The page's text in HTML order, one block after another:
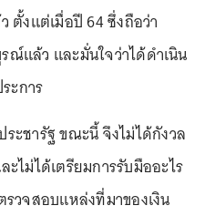
ตั้งแต่เมื่อปี 64 ซึ่งถือว่า
ณ์แล้ว และมั่นใจว่าได้ดำเนิน
ะการ
ะชารัฐ ขณะนี้ จึงไม่ได้กังวล
ไม่ได้เตรียมการรับมืออะไร
วจสอบแหล่งที่มาของเงิน